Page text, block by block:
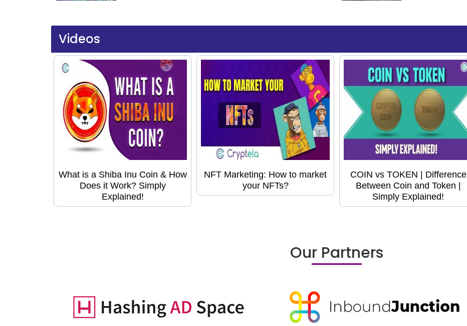
Videos
What is a Shiba Inu Coin & How
Does it Work? Simply
Explained!
NFT Marketing: How to market
your NFTs?
COIN vs TOKEN | Difference
Between Coin and Token |
Simply Explained!
Our Partners